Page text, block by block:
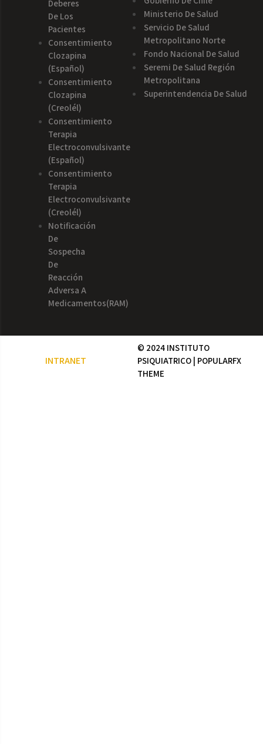
Deberes
De Los
Pacientes
Consentimiento
Clozapina
(español)
Consentimiento
Clozapina
(creolél)
Consentimiento
Terapia
Electroconvulsivante
(español)
Consentimiento
Terapia
Electroconvulsivante
(creolél)
Notificación
De
Sospecha
De
Reacción
Adversa A
Medicamentos(RAM)
Ministerio De Salud
Servicio De Salud
Metropolitano Norte
Fondo Nacional De Salud
Seremi De Salud Región
Metropolitana
Superintendencia De Salud
INTRANET
© 2024 INSTITUTO
PSIQUIATRICO | POPULARFX
THEME